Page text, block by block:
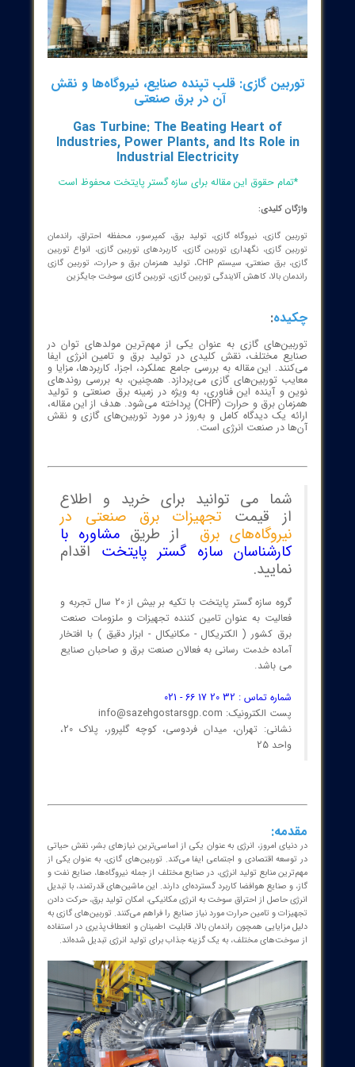
گازی: قلب تپنده صنایع، نیروگاه‌ها و نقش
آن در برق صنعتی
Gas Turbine: The Beating Heart of
Industries, Power Plants, and Its Role
Industrial Electricity
گازی، نیروگاه گازی، تولید برق، کمپرسور، محفظه احتراق، راندمان
گازی، نگهداری توربین گازی، کاربردهای توربین گازی، انواع توربین
گازی، برق صنعتی، سیستم CHP، تولید همزمان برق و حرارت، توربین گازی
بالا، کاهش آلایندگی توربین گازی، توربین گازی سوخت جایگزین
گازی به عنوان یکی از مهم‌ترین مولدهای توان در
مختلف، نقش کلیدی در تولید برق و تامین انرژی ایفا
این مقاله به بررسی جامع عملکرد، اجزا، کاربردها، مزایا و
توربین‌های گازی می‌پردازد. همچنین، به بررسی روند‌های
و آینده این فناوری، به ویژه در زمینه برق صنعتی و تولید
همزمان برق و حرارت (CHP) پرداخته می‌شود. هدف از این مقاله،
یک دیدگاه کامل و به‌روز در مورد توربین‌های گازی و نقش
در صنعت انرژی است.
از قیمتتجهیزات برق صنعتی در
نیروگاه‌های برقاز طریقمشاوره با
کارشناسان سازه گستر پایتخت
گروه سازه گستر پایتخت با تکیه بر بیش از 20 سال تجربه و
فعالیت به عنوان تامین کننده تجهیزات و ملزومات صنعت
برق کشور ( الکتریکال - مکانیکال - ابزار دقیق ) با افتخار
آماده خدمت رسانی به فعالان صنعت برق و صاحبان صنایع
شماره تماس : 32 20 17 66 - 021
پست الکترونیک: info@sazehgostarsgp.com
نشانی: تهران، میدان فردوسی، کوچه گلپرور، پلاک 20،